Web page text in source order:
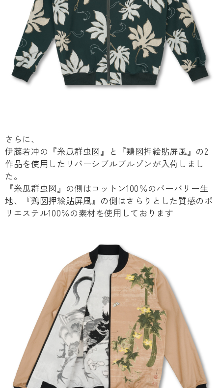
さらに、
伊藤若冲の『糸瓜群虫図』と『鶏図押絵貼屏風』の2
作品を使用したリバーシブルブルゾンが入荷しまし
た。
『糸瓜群虫図』の側はコットン100％のバーバリー生
地、『鶏図押絵貼屏風』の側はさらりとした質感のポ
リエステル100％の素材を使用しております